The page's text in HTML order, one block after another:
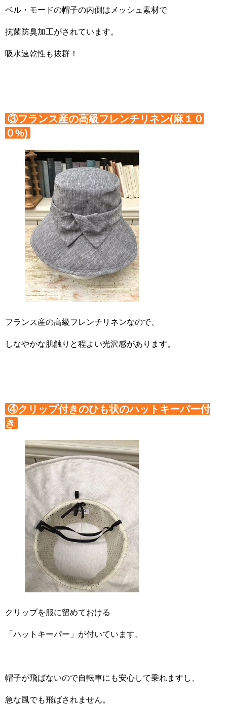
ベル・モードの帽子の内側はメッシュ素材で
抗菌防臭加工がされています。
吸水速乾性も抜群！
③フランス産の高級フレンチリネン(麻１０
０%)
フランス産の高級フレンチリネンなので、
しなやかな肌触りと程よい光沢感があります。
④クリップ付きのひも状のハットキーパー付
き
クリップを服に留めておける
「ハットキーパー」が付いています。
帽子が飛ばないので自転車にも安心して乗れますし、
急な風でも飛ばされません。